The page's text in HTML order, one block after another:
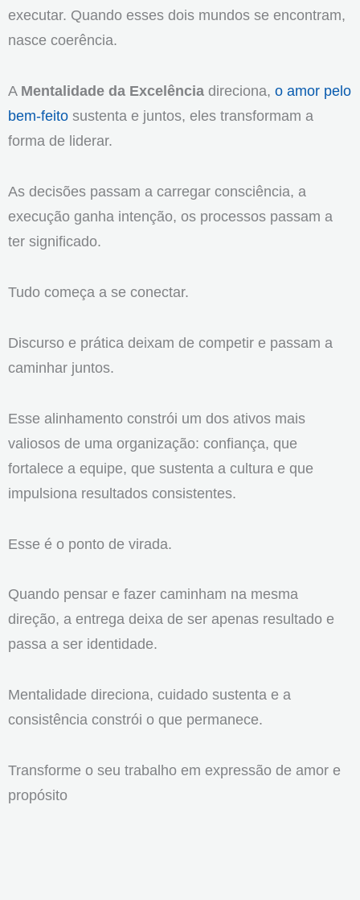
executar. Quando esses dois mundos se encontram,
nasce coerência.
A Mentalidade da Excelência direciona, o amor pelo
bem-feito sustenta e juntos, eles transformam a
forma de liderar.
As decisões passam a carregar consciência, a
execução ganha intenção, os processos passam a
ter significado.
Tudo começa a se conectar.
Discurso e prática deixam de competir e passam a
caminhar juntos.
Esse alinhamento constrói um dos ativos mais
valiosos de uma organização: confiança, que
fortalece a equipe, que sustenta a cultura e que
impulsiona resultados consistentes.
Esse é o ponto de virada.
Quando pensar e fazer caminham na mesma
direção, a entrega deixa de ser apenas resultado e
passa a ser identidade.
Mentalidade direciona, cuidado sustenta e a
consistência constrói o que permanece.
Transforme o seu trabalho em expressão de amor e
propósito